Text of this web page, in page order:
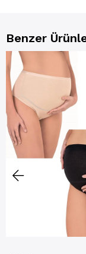
Benzer